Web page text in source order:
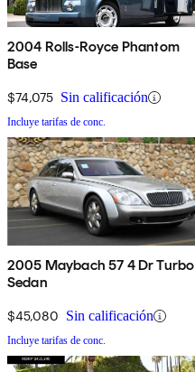
2004 Rolls-Royce Phantom
Base
$74,075 Sin calificación
Incluye tarifas de conc.
2005 Maybach 57 4 Dr Turbo
Sedan
$45,080 Sin calificación
Incluye tarifas de conc.